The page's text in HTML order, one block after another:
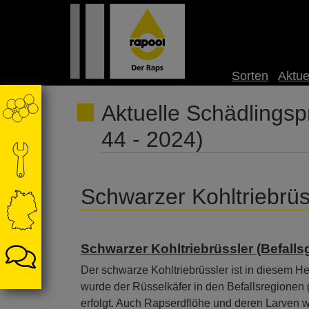
Sorten
Aktuelle
44 - 2024)
Schwarzer
Schwarzer Kohltriebrüssler
Der schwarze Kohltriebrüssler ist in diesem
wurde der Rüsselkäfer in den
erfolgt. Auch Rapserdflöhe und deren Larven